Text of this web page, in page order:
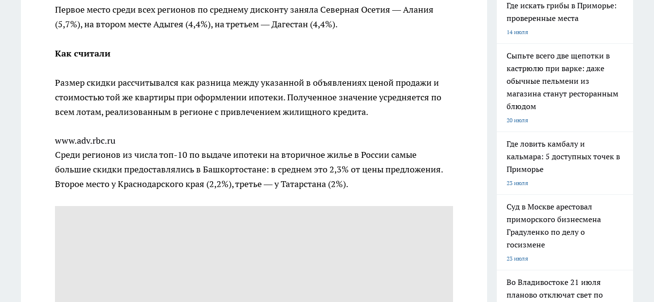
Первое место среди всех регионов по среднему дисконту заняла Северная Осетия — Алания
(5,7%), на втором месте Адыгея (4,4%), на третьем — Дагестан (4,4%).
Как считали
Размер скидки рассчитывался как разница между указанной в объявлениях ценой продажи и
стоимостью той же квартиры при оформлении ипотеки. Полученное значение усредняется по
всем лотам, реализованным в регионе с привлечением жилищного кредита.
www.adv.rbc.ru
Среди регионов из числа топ-10 по выдаче ипотеки на вторичное жилье в России самые
большие скидки предоставлялись в Башкортостане: в среднем это 2,3% от цены предложения.
Второе место у Краснодарского края (2,2%), третье — у Татарстана (2%).
Где искать грибы в Приморье:
проверенные места
14 июля
Сыпьте всего две щепотки в
кастрюлю при варке: даже
обычные пельмени из
магазина станут ресторанным
блюдом
20 июля
Где ловить камбалу и
кальмара: 5 доступных точек в
Приморье
23 июля
Суд в Москве арестовал
приморского бизнесмена
Градуленко по делу о
госизмене
23 июля
Во Владивостоке 21 июля
планово отключат свет по